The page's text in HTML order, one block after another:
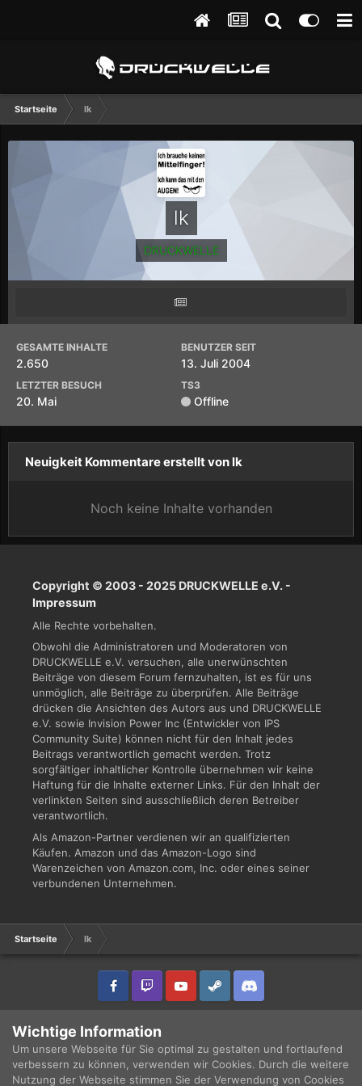
Startseite lk
lk
DRUCKWELLE
GESAMTE INHALTE
2.650
BENUTZER SEIT
13. Juli 2004
LETZTER BESUCH
20. Mai
TS3
Offline
Neuigkeit Kommentare erstellt von lk
Noch keine Inhalte vorhanden
Copyright © 2003 - 2025 DRUCKWELLE e.V. -
Impressum
Alle Rechte vorbehalten.
Obwohl die Administratoren und Moderatoren von
DRUCKWELLE e.V. versuchen, alle unerwünschten
Beiträge von diesem Forum fernzuhalten, ist es für uns
unmöglich, alle Beiträge zu überprüfen. Alle Beiträge
drücken die Ansichten des Autors aus und DRUCKWELLE
e.V. sowie Invision Power Inc (Entwickler von IPS
Community Suite) können nicht für den Inhalt jedes
Beitrags verantwortlich gemacht werden. Trotz
sorgfältiger inhaltlicher Kontrolle übernehmen wir keine
Haftung für die Inhalte externer Links. Für den Inhalt der
verlinkten Seiten sind ausschließlich deren Betreiber
verantwortlich.
Als Amazon-Partner verdienen wir an qualifizierten
Käufen. Amazon und das Amazon-Logo sind
Warenzeichen von Amazon.com, Inc. oder eines seiner
verbundenen Unternehmen.
Startseite lk
Copyright © 2003 - 2021 DRUCKWELLE e.V. -
Powered by Invision Community
Wichtige Information
Um unsere Webseite für Sie optimal zu gestalten und fortlaufend
verbessern zu können, verwenden wir Cookies. Durch die weitere
Nutzung der Webseite stimmen Sie der Verwendung von Cookies